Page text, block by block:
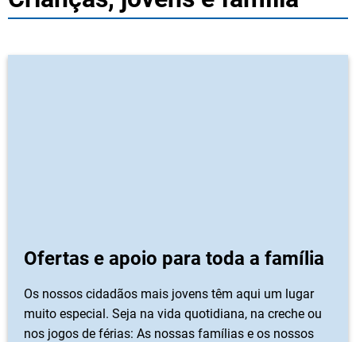
Ofertas e apoio para toda a família
Os nossos cidadãos mais jovens têm aqui um lugar
muito especial. Seja na vida quotidiana, na creche ou
nos jogos de férias: As nossas famílias e os nossos